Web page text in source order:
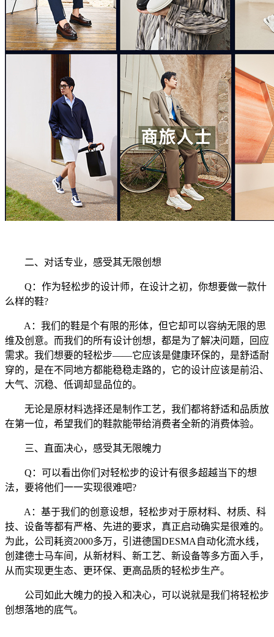
二、对话专业，感受其无限创想
Q：作为轻松步的设计师，在设计之初，你想要做一款什
么样的鞋?
A：我们的鞋是个有限的形体，但它却可以容纳无限的思
维及创意。而我们的所有设计创想，都是为了解决问题，回应
需求。我们想要的轻松步——它应该是健康环保的，是舒适耐
穿的，是在不同地方都能稳稳走路的，它的设计应该是前沿、
大气、沉稳、低调却显品位的。
无论是原材料选择还是制作工艺，我们都将舒适和品质放
在第一位，希望我们的鞋款能带给消费者全新的消费体验。
三、直面决心，感受其无限魄力
Q：可以看出你们对轻松步的设计有很多超越当下的想
法，要将他们一一实现很难吧?
A：基于我们的创意设想，轻松步对于原材料、材质、科
技、设备等都有严格、先进的要求，真正启动确实是很难的。
为此，公司耗资2000多万，引进德国DESMA自动化流水线，
创建德士马车间，从新材料、新工艺、新设备等多方面入手，
从而实现更生态、更环保、更高品质的轻松步生产。
公司如此大魄力的投入和决心，可以说就是我们将轻松步
创想落地的底气。